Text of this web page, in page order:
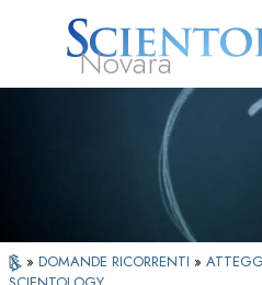
Novara
Che cos’è
Scientology?
» DOMANDE RICORRENTI »